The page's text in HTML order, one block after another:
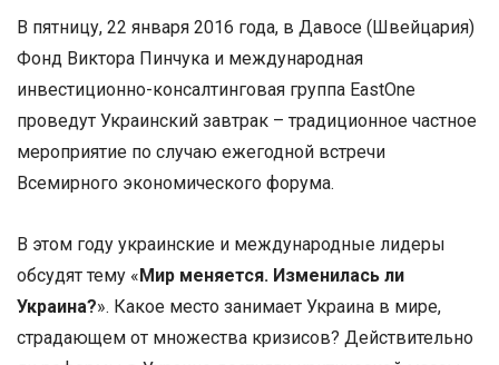
В пятницу, 22 января 2016 года, в Давосе (Швейцария)
Фонд Виктора Пинчука и международная
инвестиционно-консалтинговая группа EastOne
проведут Украинский завтрак – традиционное частное
мероприятие по случаю ежегодной встречи
Всемирного экономического форума.
В этом году украинские и международные лидеры
обсудят тему « Мир меняется. Изменилась ли
Украина?». Какое место занимает Украина в мире,
страдающем от множества кризисов? Действительно